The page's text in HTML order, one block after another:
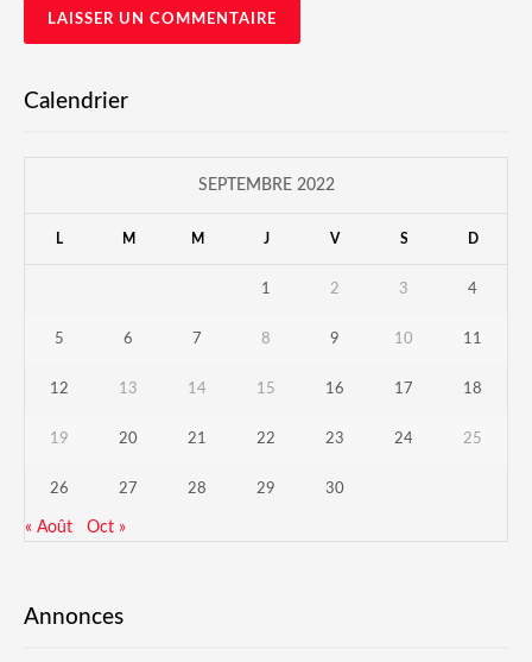
Calendrier
SEPTEMBRE 2022
L M M J V S D
1 2 3 4
5 6 7 8 9 10 11
12 13 14 15 16 17 18
19 20 21 22 23 24 25
26 27 28 29 30
« Août Oct »
Annonces